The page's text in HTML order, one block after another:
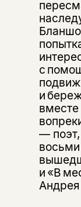
с
и
— поэт,
восьми
и «В
Андрея
нет